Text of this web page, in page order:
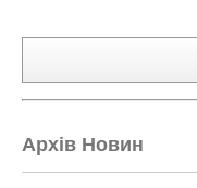
Архів Новин